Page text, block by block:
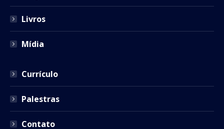
Livros
Mídia
Currículo
Palestras
Contato